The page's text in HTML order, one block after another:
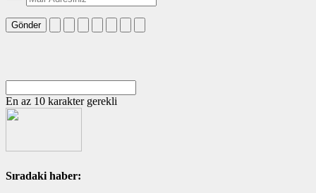
Gönder
En az 10 karakter gerekli
Sıradaki haber: